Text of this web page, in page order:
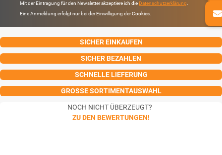
Mit der Eintragung für den Newsletter akzeptiere ich die Datenschutzerklärung
Eine Anmeldung erfolgt nur bei der Einwilligung der Cookies.
SICHER EINKAUFEN
SICHER BEZAHLEN
SCHNELLE LIEFERUNG
GROSSE SORTIMENTAUSWAHL
NOCH NICHT ÜBERZEUGT?
ZU DEN BEWERTUNGEN!